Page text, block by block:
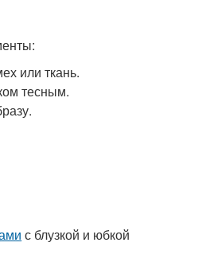
или ткань.
тесным.
с блузкой и юбкой